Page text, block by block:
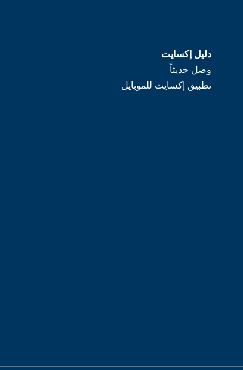
دليل إكسايت
وصل حديثاً
تطبيق إكسايت للموبايل